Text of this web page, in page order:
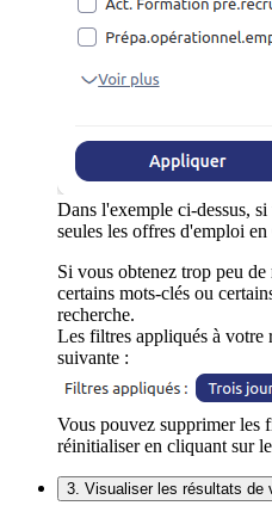
Dans l'exemple ci-dessus,
seules les offres d'emploi
Si vous obtenez trop peu
certains mots-clés ou
recherche.
Les filtres appliqués à votre
suivante :
Vous pouvez supprimer les
réinitialiser en cliquant sur
3. Visualiser les résultats de